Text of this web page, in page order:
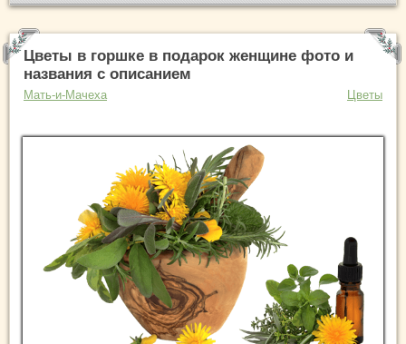
Цветы в горшке в подарок женщине фото и
названия с описанием
Мать-и-Мачеха Цветы